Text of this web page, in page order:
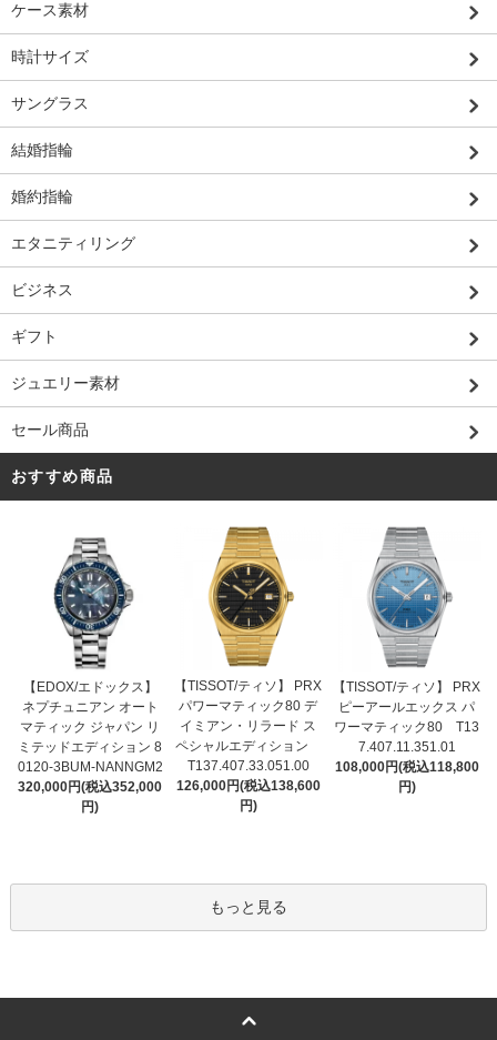
ケース素材
時計サイズ
サングラス
結婚指輪
婚約指輪
エタニティリング
ビジネス
ギフト
ジュエリー素材
セール商品
おすすめ商品
【EDOX/エドックス】
ネプチュニアン オート
マティック ジャパン リ
ミテッドエディション 8
0120-3BUM-NANNGM2
320,000円(税込352,000
円)
【TISSOT/ティソ】 PRX
パワーマティック80 デ
イミアン・リラード ス
ペシャルエディション
T137.407.33.051.00
126,000円(税込138,600
円)
【TISSOT/ティソ】 PRX
ピーアールエックス パ
ワーマティック80 T13
7.407.11.351.01
108,000円(税込118,800
円)
もっと見る